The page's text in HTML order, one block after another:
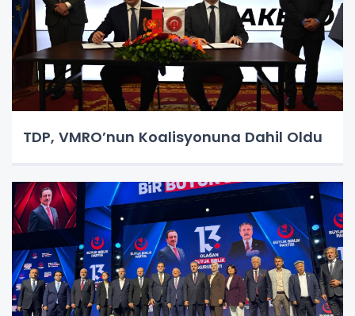
TDP, VMRO’nun Koalisyonuna Dahil Oldu